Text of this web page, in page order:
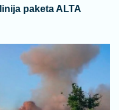
paketa ALTA